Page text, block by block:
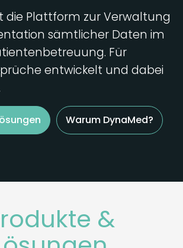
die Plattform zur Verwaltung
sämtlicher Daten im
Für
entwickelt und dabei
Warum DynaMed?
&